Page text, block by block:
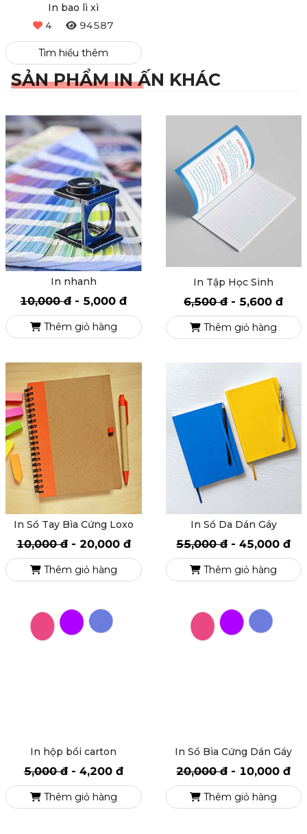
In bao lì xì
4
94587
Tìm hiểu thêm
SẢN PHẨM IN ẤN KHÁC
In nhanh
10,000 đ - 5,000 đ
Thêm giỏ hàng
In Tập Học Sinh
6,500 đ - 5,600 đ
Thêm giỏ hàng
In Sổ Tay Bìa Cứng Loxo
10,000 đ - 20,000 đ
Thêm giỏ hàng
In Sổ Da Dán Gáy
55,000 đ -45,000 đ
Thêm giỏ hàng
In hộp bồi carton
5,000 đ -4,200 đ
Thêm giỏ hàng
In Sổ Bìa Cứng Dán Gáy
20,000 đ -10,000 đ